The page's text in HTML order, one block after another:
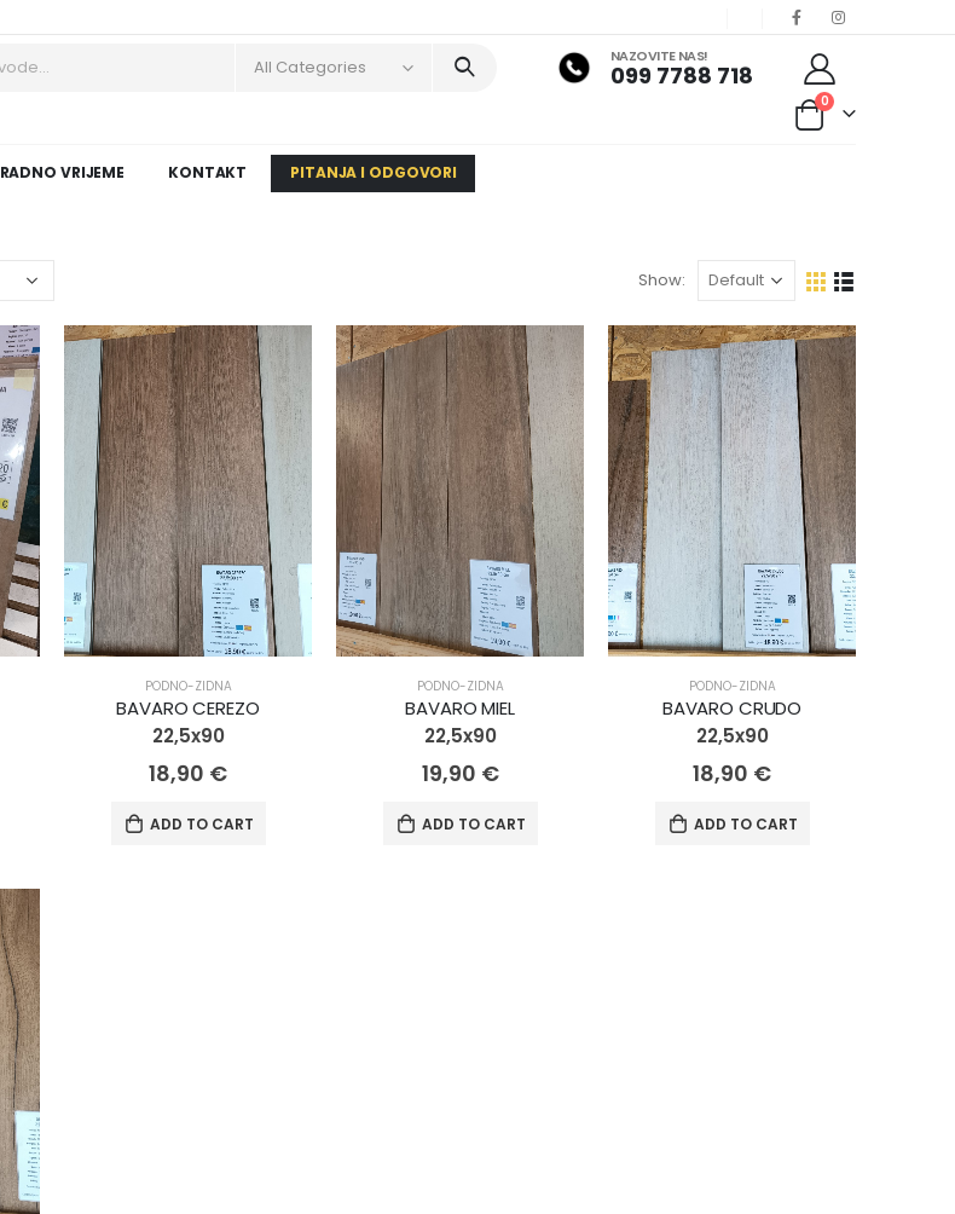
All Categories NAZOVITE NAS!
099 7788 718
0
RADNO VRIJEME KONTAKT PITANJA I ODGOVORI
Show:
PODNO-ZIDNA
BAVARO CEREZO
22,5x90
18,90 €
ADD TO CART
PODNO-ZIDNA
BAVARO MIEL
22,5x90
19,90 €
ADD TO CART
PODNO-ZIDNA
BAVARO CRUDO
22,5x90
18,90 €
ADD TO CART